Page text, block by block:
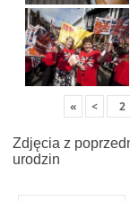
« <
Zdjęcia z
urodzin